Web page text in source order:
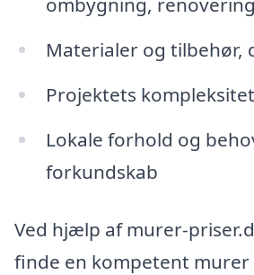
Materialer og tilbehør,
Projektets
Lokale forhold og
forkundskab
Ved hjælp af murer-
finde en kompetent murer